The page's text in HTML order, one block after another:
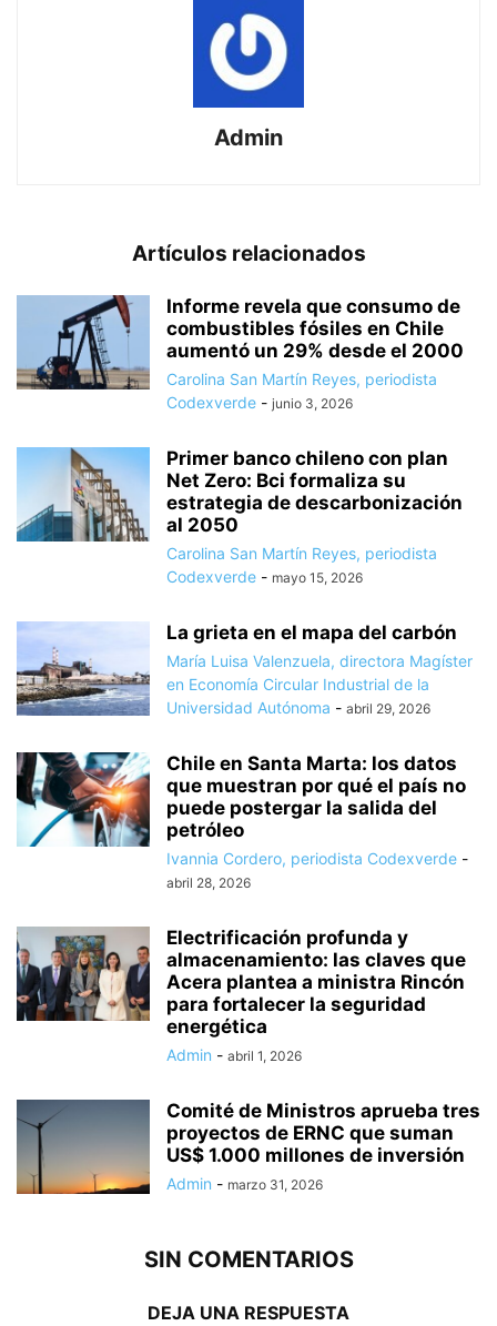
Admin
Artículos relacionados
Informe revela que consumo de
combustibles fósiles en Chile
aumentó un 29% desde el 2000
Carolina San Martín Reyes, periodista
Codexverde - junio 3, 2026
Primer banco chileno con plan
Net Zero: Bci formaliza su
estrategia de descarbonización
al 2050
Carolina San Martín Reyes, periodista
Codexverde - mayo 15, 2026
La grieta en el mapa del carbón
María Luisa Valenzuela, directora Magíster
en Economía Circular Industrial de la
Universidad Autónoma - abril 29, 2026
Chile en Santa Marta: los datos
que muestran por qué el país no
puede postergar la salida del
petróleo
Ivannia Cordero, periodista Codexverde -
abril 28, 2026
Electrificación profunda y
almacenamiento: las claves que
Acera plantea a ministra Rincón
para fortalecer la seguridad
energética
Admin - abril 1, 2026
Comité de Ministros aprueba tres
proyectos de ERNC que suman
US$ 1.000 millones de inversión
Admin - marzo 31, 2026
SIN COMENTARIOS
DEJA UNA RESPUESTA